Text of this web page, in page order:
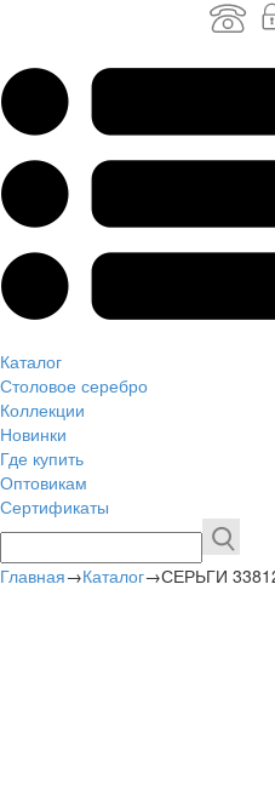
Каталог
Столовое серебро
Коллекции
Новинки
Где купить
Оптовикам
Сертификаты
Главная→Каталог→СЕРЬГИ